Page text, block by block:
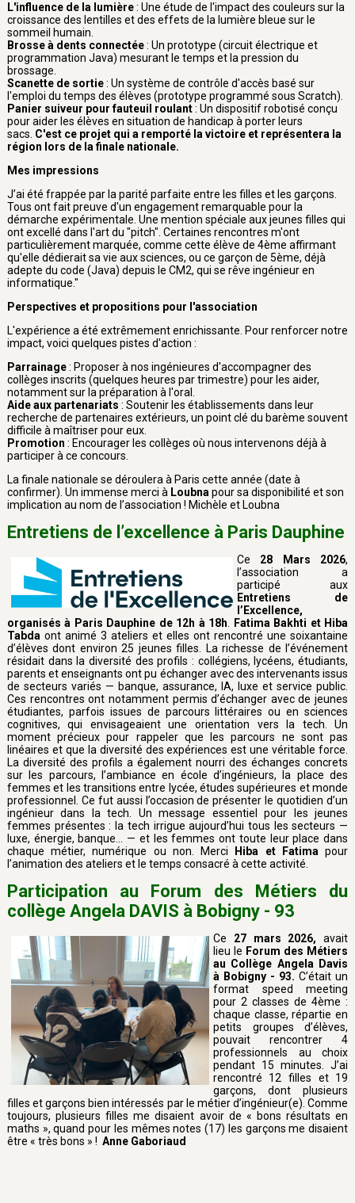
L'influence de la lumière: Une étude de l'impact des couleurs sur la
croissance des lentilles et des effets de la lumière bleue sur le
sommeil humain.
Brosse à dents connectée: Un prototype (circuit électrique et
programmation Java) mesurant le temps et la pression du
brossage.
Scanette de sortie: Un système de contrôle d'accès basé sur
l'emploi du temps des élèves (prototype programmé sous Scratch).
Panier suiveur pour fauteuil roulant: Un dispositif robotisé conçu
pour aider les élèves en situation de handicap à porter leurs
sacs. C'est ce projet qui a remporté la victoire et représentera la
région lors de la finale nationale.
Mes impressions
J’ai été frappée par la parité parfaite entre les filles et les garçons.
Tous ont fait preuve d'un engagement remarquable pour la
démarche expérimentale. Une mention spéciale aux jeunes filles qui
ont excellé dans l'art du "pitch". Certaines rencontres m'ont
particulièrement marquée, comme cette élève de 4ème affirmant
qu'elle dédierait sa vie aux sciences, ou ce garçon de 5ème, déjà
adepte du code (Java) depuis le CM2, qui se rêve ingénieur en
informatique."
Perspectives et propositions pour l'association
L'expérience a été extrêmement enrichissante. Pour renforcer notre
impact, voici quelques pistes d'action :
Parrainage: Proposer à nos ingénieures d'accompagner des
collèges inscrits (quelques heures par trimestre) pour les aider,
notamment sur la préparation à l'oral.
Aide aux partenariats : Soutenir les établissements dans leur
recherche de partenaires extérieurs, un point clé du barème souvent
difficile à maîtriser pour eux.
Promotion : Encourager les collèges où nous intervenons déjà à
participer à ce concours.
La finale nationale se déroulera à Paris cette année (date à
confirmer). Un immense merci àLoubnapour sa disponibilité et son
implication au nom de l’association ! Michèle et Loubna
Entretiens de l’excellence à Paris Dauphine
Ce 28 Mars 2026,
l’association a
participé aux
Entretiens de
l’Excellence,
organisés à Paris Dauphine de 12h à 18h. Fatima Bakhti et Hiba
Tabda ont animé 3 ateliers et elles ont rencontré une soixantaine
d’élèves dont environ 25 jeunes filles. La richesse de l’événement
résidait dans la diversité des profils : collégiens, lycéens, étudiants,
parents et enseignants ont pu échanger avec des intervenants issus
de secteurs variés — banque, assurance, IA, luxe et service public.
Ces rencontres ont notamment permis d’échanger avec de jeunes
étudiantes, parfois issues de parcours littéraires ou en sciences
cognitives, qui envisageaient une orientation vers la tech. Un
moment précieux pour rappeler que les parcours ne sont pas
linéaires et que la diversité des expériences est une véritable force.
La diversité des profils a également nourri des échanges concrets
sur les parcours, l’ambiance en école d’ingénieurs, la place des
femmes et les transitions entre lycée, études supérieures et monde
professionnel. Ce fut aussi l’occasion de présenter le quotidien d’un
ingénieur dans la tech. Un message essentiel pour les jeunes
femmes présentes : la tech irrigue aujourd’hui tous les secteurs —
luxe, énergie, banque… — et les femmes ont toute leur place dans
chaque métier, numérique ou non. Merci
Hiba et Fatimapour
l’animation des ateliers et le temps consacré à cette activité.
Participation au Forum des Métiers du
collège Angela DAVIS à Bobigny - 93
Ce 27 mars 2026, avait
lieu le Forum des Métiers
au Collège Angela Davis
à Bobigny - 93.C’était un
format speed meeting
pour 2 classes de 4ème :
chaque classe, répartie en
petits groupes d’élèves,
pouvait rencontrer 4
professionnels au choix
pendant 15 minutes. J’ai
rencontré 12 filles et 19
garçons, dont plusieurs
filles et garçons bien intéressés par le métier d’ingénieur(e). Comme
toujours, plusieurs filles me disaient avoir de « bons résultats en
maths », quand pour les mêmes notes (17) les garçons me disaient
être « très bons » ! Anne Gaboriaud